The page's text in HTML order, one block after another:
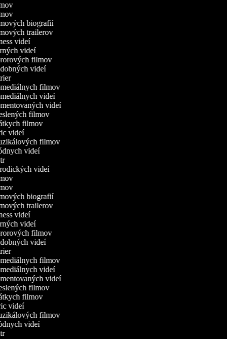
biografií
trailerov
videí
videí
filmov
videí
filmov
videí
videí
filmov
filmov
videí
filmov
videí
videí
biografií
trailerov
videí
videí
filmov
videí
filmov
videí
videí
filmov
filmov
videí
filmov
videí